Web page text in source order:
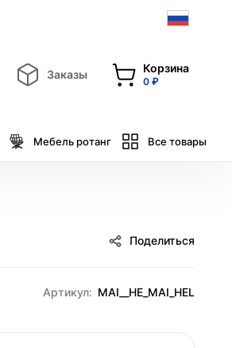
Заказы Корзина
0 ₽
Мебель ротанг Все товары
Поделиться
Артикул: MAI__HE_MAI_HEL